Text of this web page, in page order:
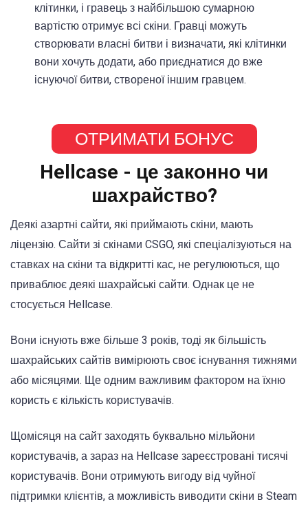
клітинки, і гравець з найбільшою сумарною
вартістю отримує всі скіни. Гравці можуть
створювати власні битви і визначати, які клітинки
вони хочуть додати, або приєднатися до вже
існуючої битви, створеної іншим гравцем.
ОТРИМАТИ БОНУС
Hellcase - це законно чи
шахрайство?
Деякі азартні сайти, які приймають скіни, мають
ліцензію. Сайти зі скінами CSGO, які спеціалізуються на
ставках на скіни та відкритті кас, не регулюються, що
приваблює деякі шахрайські сайти. Однак це не
стосується Hellcase.
Вони існують вже більше 3 років, тоді як більшість
шахрайських сайтів вимірюють своє існування тижнями
або місяцями. Ще одним важливим фактором на їхню
користь є кількість користувачів.
Щомісяця на сайт заходять буквально мільйони
користувачів, а зараз на Hellcase зареєстровані тисячі
користувачів. Вони отримують вигоду від чуйної
підтримки клієнтів, а можливість виводити скіни в Steam